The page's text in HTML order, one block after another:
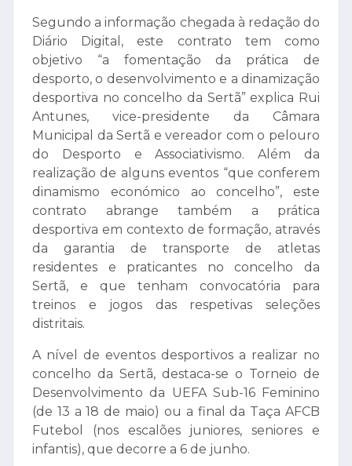
Segundo a informação chegada à redação do
Diário Digital, este contrato tem como
objetivo “a fomentação da prática de
desporto, o desenvolvimento e a dinamização
desportiva no concelho da Sertã” explica Rui
Antunes, vice-presidente da Câmara
Municipal da Sertã e vereador com o pelouro
do Desporto e Associativismo. Além da
realização de alguns eventos “que conferem
dinamismo económico ao concelho”, este
contrato abrange também a prática
desportiva em contexto de formação, através
da garantia de transporte de atletas
residentes e praticantes no concelho da
Sertã, e que tenham convocatória para
treinos e jogos das respetivas seleções
distritais.
A nível de eventos desportivos a realizar no
concelho da Sertã, destaca-se o Torneio de
Desenvolvimento da UEFA Sub-16 Feminino
(de 13 a 18 de maio) ou a final da Taça AFCB
Futebol (nos escalões juniores, seniores e
infantis), que decorre a 6 de junho.